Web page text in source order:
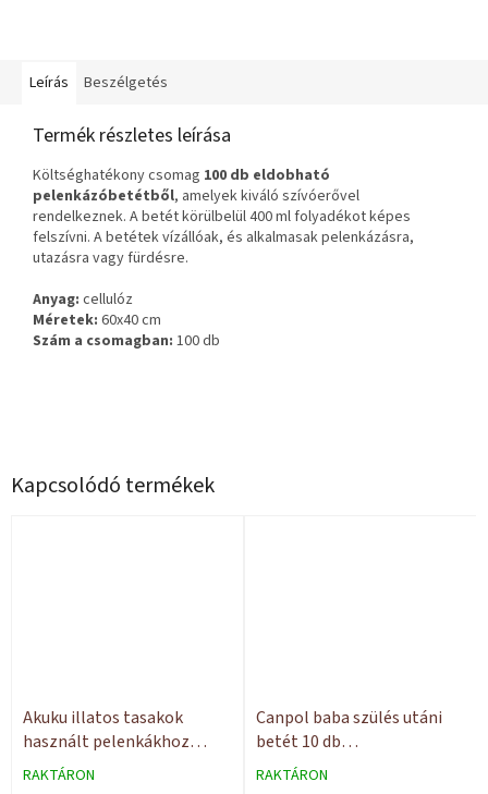
Kapcsolódó termékek
Akuku illatos tasakok
használt pelenkákhoz
100db
RAKTÁRON
Canpol baba szülés utáni
betét 10 db
Szuperabszorbens
RAKTÁRON
Leírás Beszélgetés
Termék részletes leírása
Költséghatékony csomag 100 db eldobható
pelenkázóbetétből, amelyek kiváló szívóerővel
rendelkeznek. A betét körülbelül 400 ml folyadékot képes
felszívni. A betétek vízállóak, és alkalmasak pelenkázásra,
utazásra vagy fürdésre.
Anyag: cellulóz
Méretek: 60x40 cm
Szám a csomagban: 100 db